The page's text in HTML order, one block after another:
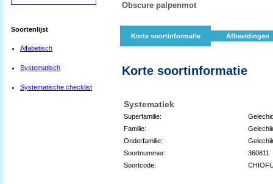
Soortenlijst
Alfabetisch
Systematisch
Systematische checklist
Obscure palpenmot
Korte soortinformatie Afbeeldingen
Korte soortinformatie
Systematiek
Superfamilie:
Familie:
Onderfamilie:
Soortnummer:
360811
Soortcode: